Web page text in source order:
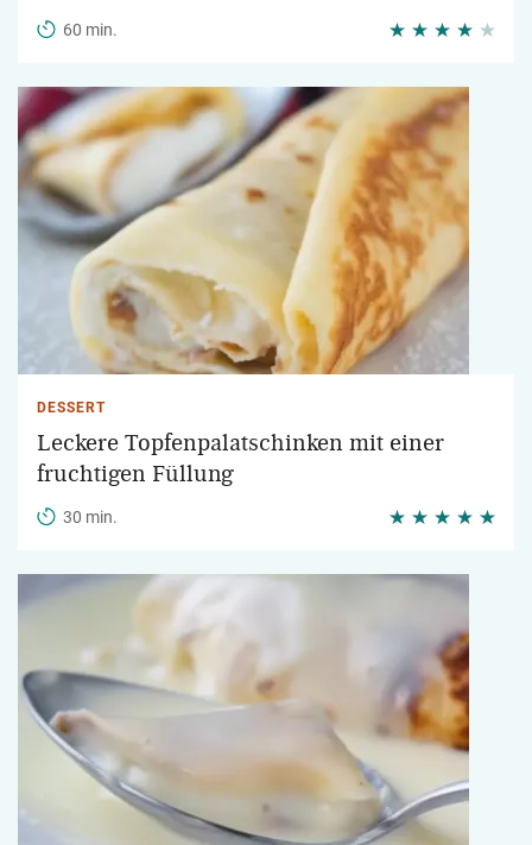
60 min.
DESSERT
Leckere Topfenpalatschinken mit einer
fruchtigen Füllung
30 min.